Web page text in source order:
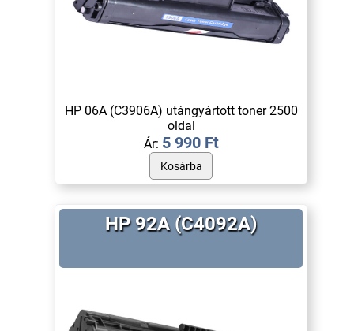
HP 06A (C3906A) utángyártott toner 2500
oldal
Ár: 5 990 Ft
HP 92A (C4092A)